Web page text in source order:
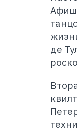
де